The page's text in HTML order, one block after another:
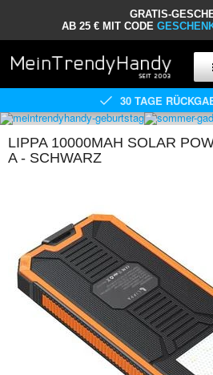
GRATIS-
AB 25 € MIT CODE
30 TAGE
LIPPA 10000MAH SOLAR
A - SCHWARZ